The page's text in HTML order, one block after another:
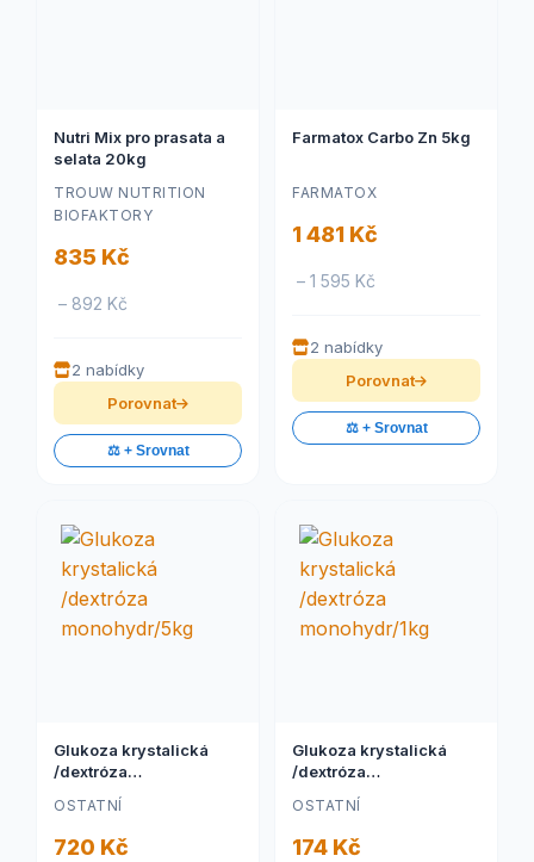
Nutri Mix pro prasata a
selata 20kg
TROUW NUTRITION
BIOFAKTORY
835 Kč
– 892 Kč
2 nabídky
Porovnat
⚖️ + Srovnat
Farmatox Carbo Zn 5kg
FARMATOX
1 481 Kč
– 1 595 Kč
2 nabídky
Porovnat
⚖️ + Srovnat
Glukoza krystalická
/dextróza
monohydr/5kg
OSTATNÍ
720 Kč
Glukoza krystalická
/dextróza
monohydr/1kg
OSTATNÍ
174 Kč